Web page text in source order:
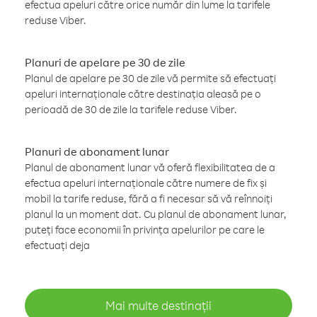
efectua apeluri către orice număr din lume la tarifele
reduse Viber.
Planuri de apelare pe 30 de zile
Planul de apelare pe 30 de zile vă permite să efectuați
apeluri internaționale către destinația aleasă pe o
perioadă de 30 de zile la tarifele reduse Viber.
Planuri de abonament lunar
Planul de abonament lunar vă oferă flexibilitatea de a
efectua apeluri internaționale către numere de fix și
mobil la tarife reduse, fără a fi necesar să vă reînnoiți
planul la un moment dat. Cu planul de abonament lunar,
puteți face economii în privința apelurilor pe care le
efectuați deja
Mai multe destinații